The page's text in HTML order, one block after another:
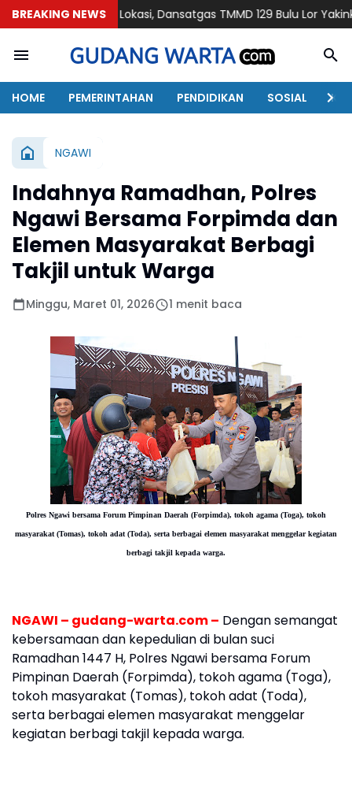
BREAKING NEWS
Lokasi, Dansatgas TMMD 129 Bulu Lor Yakinkan Semua
HOME PEMERINTAHAN PENDIDIKAN SOSIAL
NGAWI
Indahnya Ramadhan, Polres
Ngawi Bersama Forpimda dan
Elemen Masyarakat Berbagi
Takjil untuk Warga
Minggu, Maret 01, 2026 1 menit baca
Polres Ngawi bersama Forum Pimpinan Daerah (Forpimda), tokoh agama (Toga), tokoh
masyarakat (Tomas), tokoh adat (Toda), serta berbagai elemen masyarakat menggelar kegiatan
berbagi takjil kepada warga.
NGAWI – gudang-warta.com – Dengan semangat
kebersamaan dan kepedulian di bulan suci
Ramadhan 1447 H, Polres Ngawi bersama Forum
Pimpinan Daerah (Forpimda), tokoh agama (Toga),
tokoh masyarakat (Tomas), tokoh adat (Toda),
serta berbagai elemen masyarakat menggelar
kegiatan berbagi takjil kepada warga.